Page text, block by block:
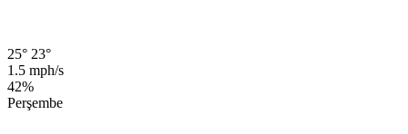
25° 23°
1.5 mph/s
42%
Perşembe